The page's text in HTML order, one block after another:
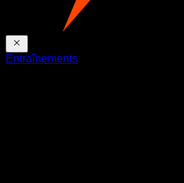
Entraînements